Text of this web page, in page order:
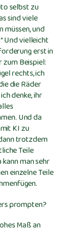
selbst zu
sind viele
und
Und vielleicht
erst in
Beispiel:
rechts, ich
die Räder
denke, ihr
Und da
KI zu
trotzdem
Teile
man sehr
einzelne Teile
prompten?
Maß an